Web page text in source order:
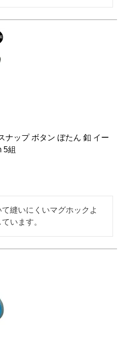
ナップ ボタン ぼたん 釦 イー
5組
縫いにくいマグホックよ
います。